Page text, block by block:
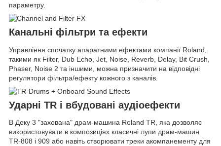
параметру.
Канальні фільтри та ефекти
Управління спочатку апаратними ефектами компанії Roland,
такими як Filter, Dub Echo, Jet, Noise, Reverb, Delay, Bit Crush,
Phaser, Noise 2 та іншими, можна призначити на відповідні
регулятори фільтра/ефекту кожного з каналів.
Ударні TR і вбудовані аудіоефекти
В Деку 3 "захована" драм-машина Roland TR, яка дозволяє
використовувати в композиціях класичні лупи драм-машин
TR-808 і 909 або навіть створювати треки акомпанементу для